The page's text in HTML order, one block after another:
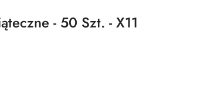
- 50 Szt. - X11